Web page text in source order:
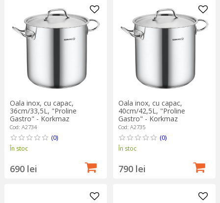
Oala inox, cu capac,
36cm/33,5L, "Proline
Gastro" - Korkmaz
Cod: A2734
(0)
În stoc
690 lei
Oala inox, cu capac,
40cm/42,5L, "Proline
Gastro" - Korkmaz
Cod: A2735
(0)
În stoc
790 lei